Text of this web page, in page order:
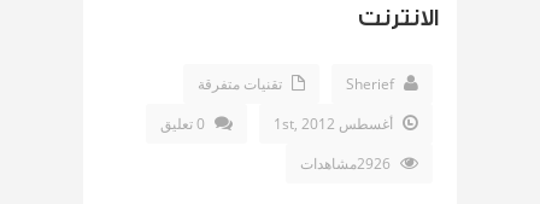
الانترنت
Sherief
تقنيات متفرقة
أغسطس 1st, 2012
0 تعليق